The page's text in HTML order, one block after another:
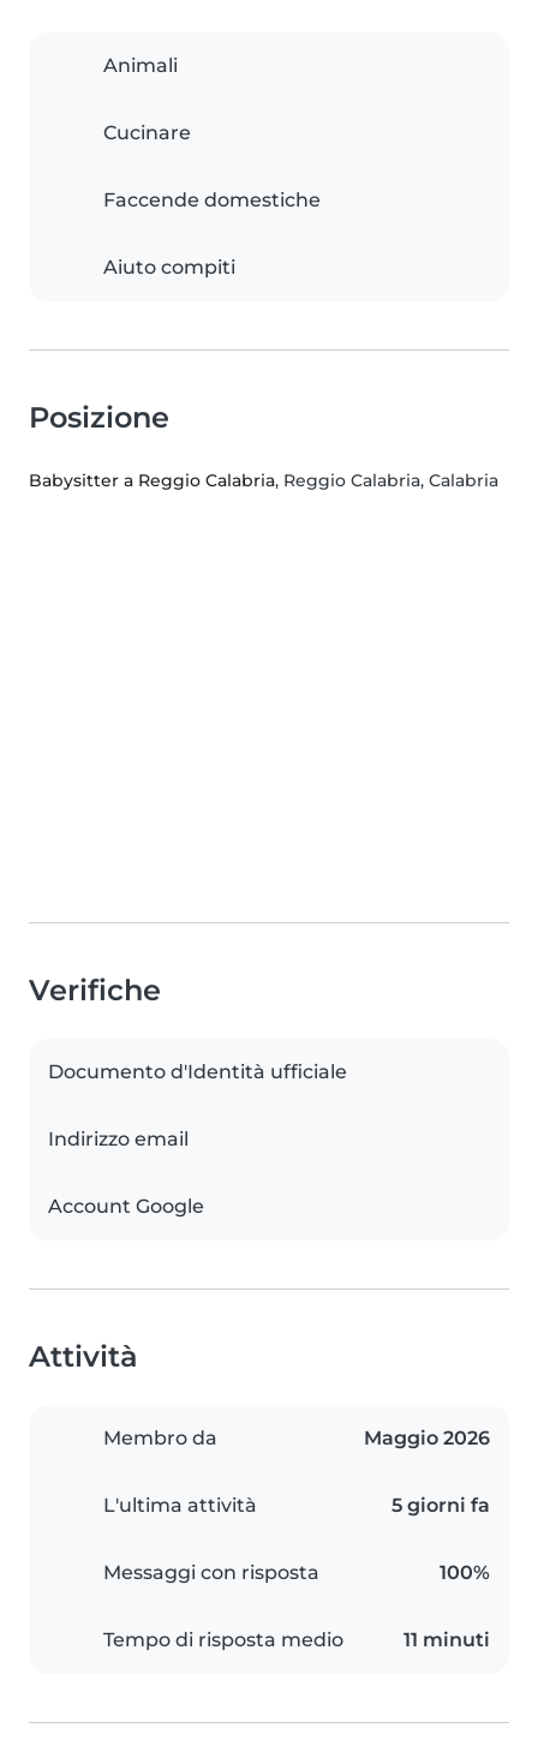
Animali
Cucinare
Faccende domestiche
Aiuto compiti
Posizione
Babysitter a Reggio Calabria, Reggio Calabria, Calabria
Verifiche
Documento d'Identità ufficiale
Indirizzo email
Account Google
Attività
Membro da Maggio 2026
L'ultima attività 5 giorni fa
Messaggi con risposta 100%
Tempo di risposta medio 11 minuti